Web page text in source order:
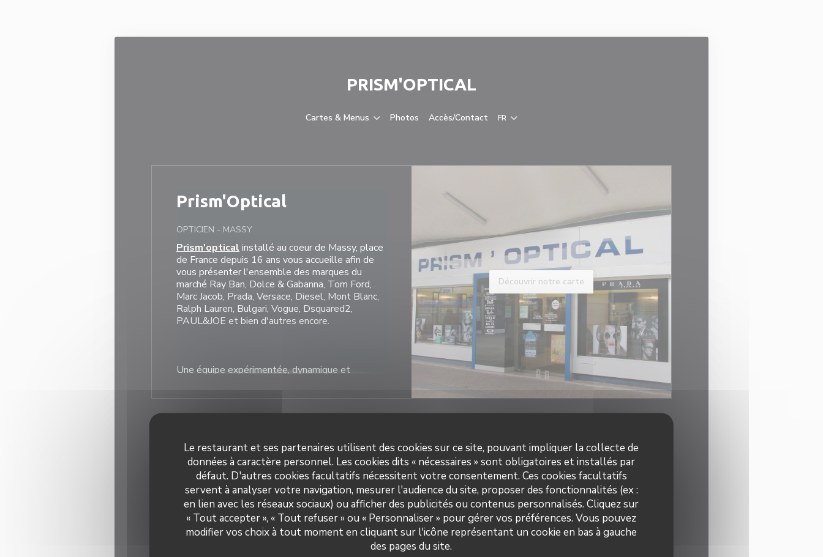
Le restaurant et ses partenaires utilisent des cookies sur ce site, pouvant impliquer la collecte de
données à caractère personnel. Les cookies dits « nécessaires » sont obligatoires et installés par
défaut. D'autres cookies facultatifs nécessitent votre consentement. Ces cookies facultatifs
servent à analyser votre navigation, mesurer l'audience du site, proposer des fonctionnalités (ex :
en lien avec les réseaux sociaux) ou afficher des publicités ou contenus personnalisés. Cliquez sur
« Tout accepter », « Tout refuser » ou « Personnaliser » pour gérer vos préférences. Vous pouvez
modifier vos choix à tout moment en cliquant sur l'icône représentant un cookie en bas à gauche
des pages du site.
PRISM'OPTICAL
Cartes & Menus Photos Accès/Contact FR
Prism'Optical
OPTICIEN - MASSY
Prism'optical installé au coeur de Massy, place
de France depuis 16 ans vous accueille afin de
vous présenter l'ensemble des marques du
marché Ray Ban, Dolce & Gabanna, Tom Ford,
Marc Jacob, Prada, Versace, Diesel, Mont Blanc,
Ralph Lauren, Bulgari, Vogue, Dsquared2,
PAUL&JOE et bien d'autres encore.
Une équipe expérimentée, dynamique et
Tiers payant toutes mutuelles (réseaux fermés)
: Viamedis ITELIS, MGEN, CARTE BLANCHE
(GMC, GENERALI, SWISSLIFE), Terciane,
Almerys, Mercer,Sp Santé, Isante, Korelio/pro
BTP, Actil, Mutuelle Interiale GFP, Swiss life,
Mutuelle bleue, Mutieg/Camieg, Sapia gestion,
Découvrir notre carte
Infos pratiques
Type de restaurant
Opticien
Moyens de paiement
Visa, Toutes Mutuelles, Tiers Payants,
Eurocard/Mastercard, Espèces, Chèques, Carte Bleue
Horaires
Lundi Fermé
Mar-Sam 09h30 - 19h00
Dimanche
Prism'Optical